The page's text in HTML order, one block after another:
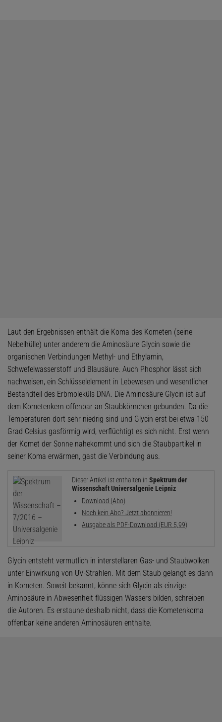
Laut den Ergebnissen enthält die Koma des Kometen (seine
Nebelhülle) unter anderem die Aminosäure Glycin sowie die
organischen Verbindungen Methyl- und Ethylamin,
Schwefelwasserstoff und Blausäure. Auch Phosphor lässt sich
nachweisen, ein Schlüsselelement in Lebewesen und wesentlicher
Bestandteil des Erbmoleküls DNA. Die Aminosäure Glycin ist auf
dem Kometenkern offenbar an Staubkörnchen gebunden. Da die
Temperaturen dort sehr niedrig sind und Glycin erst bei etwa 150
Grad Celsius gasförmig wird, verflüchtigt es sich nicht. Erst wenn
der Komet der Sonne nahekommt und sich die Staubpartikel in
seiner Koma erwärmen, gast die Verbindung aus.
Dieser Artikel ist enthalten in Spektrum der
Wissenschaft Universalgenie Leipniz
Download (Abo)
Noch kein Abo? Jetzt abonnieren!
Ausgabe als PDF-Download (EUR 5,99)
Glycin entsteht vermutlich in interstellaren Gas- und Staubwolken
unter Einwirkung von UV-Strahlen. Mit dem Staub gelangt es dann
in Kometen. Soweit bekannt, könne sich Glycin als einzige
Aminosäure in Abwesenheit flüssigen Wassers bilden, schreiben
die Autoren. Es erstaune deshalb nicht, dass die Kometenkoma
offenbar keine anderen Aminosäuren enthalte.